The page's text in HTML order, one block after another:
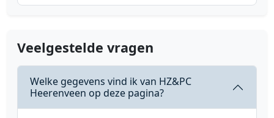
Veelgestelde vragen
Welke gegevens vind ik van HZ&PC
Heerenveen op deze pagina?